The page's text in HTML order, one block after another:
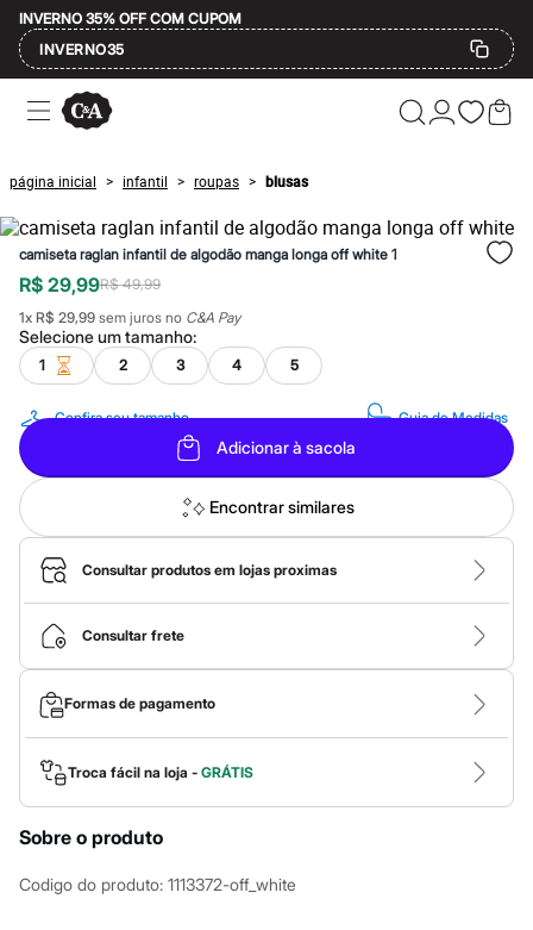
INVERNO 35% OFF COM CUPOM
INVERNO35
Ofertas
Compre por Departamento
Masculino
Infantil
Calçados
Mindse7
Plus Size
Até 20% off
Até 40% off
Até 60% off
A partir de 60% off
Feminino
Em alta
Inverno
Alfaiataria
Novidades
Roupas
Blusas e Camisetas
Básicos
Calças
Casacos e Jaquetas
Jeans
Macacões
Saias
Shorts e Bermudas
Vestidos
Acessórios
Bolsas
Bonés e Chapéus
Cintos
Óculos
Relógios
Calçados
Chinelos
Rasteirinhas
página inicial > infantil > roupas > blusas
camiseta raglan infantil de algodão manga longa off white 1
R$ 29,99R$ 49,99
1x R$ 29,99 sem juros no C&A Pay
Selecione umtamanho:
1 2 3 4 5
Confira seu tamanho Guia de Medidas
Adicionar à sacola
Encontrar similares
Consultar produtos em lojas proximas
Consultar frete
Formas de pagamento
Troca fácil na loja - GRÁTIS
Sobre o produto
Codigo do produto: 1113372-off_white